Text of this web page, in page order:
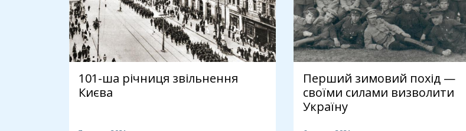
101-ша річниця звільнення
Києва
Перший зимовий похід —
своїми силами визволити
Україну